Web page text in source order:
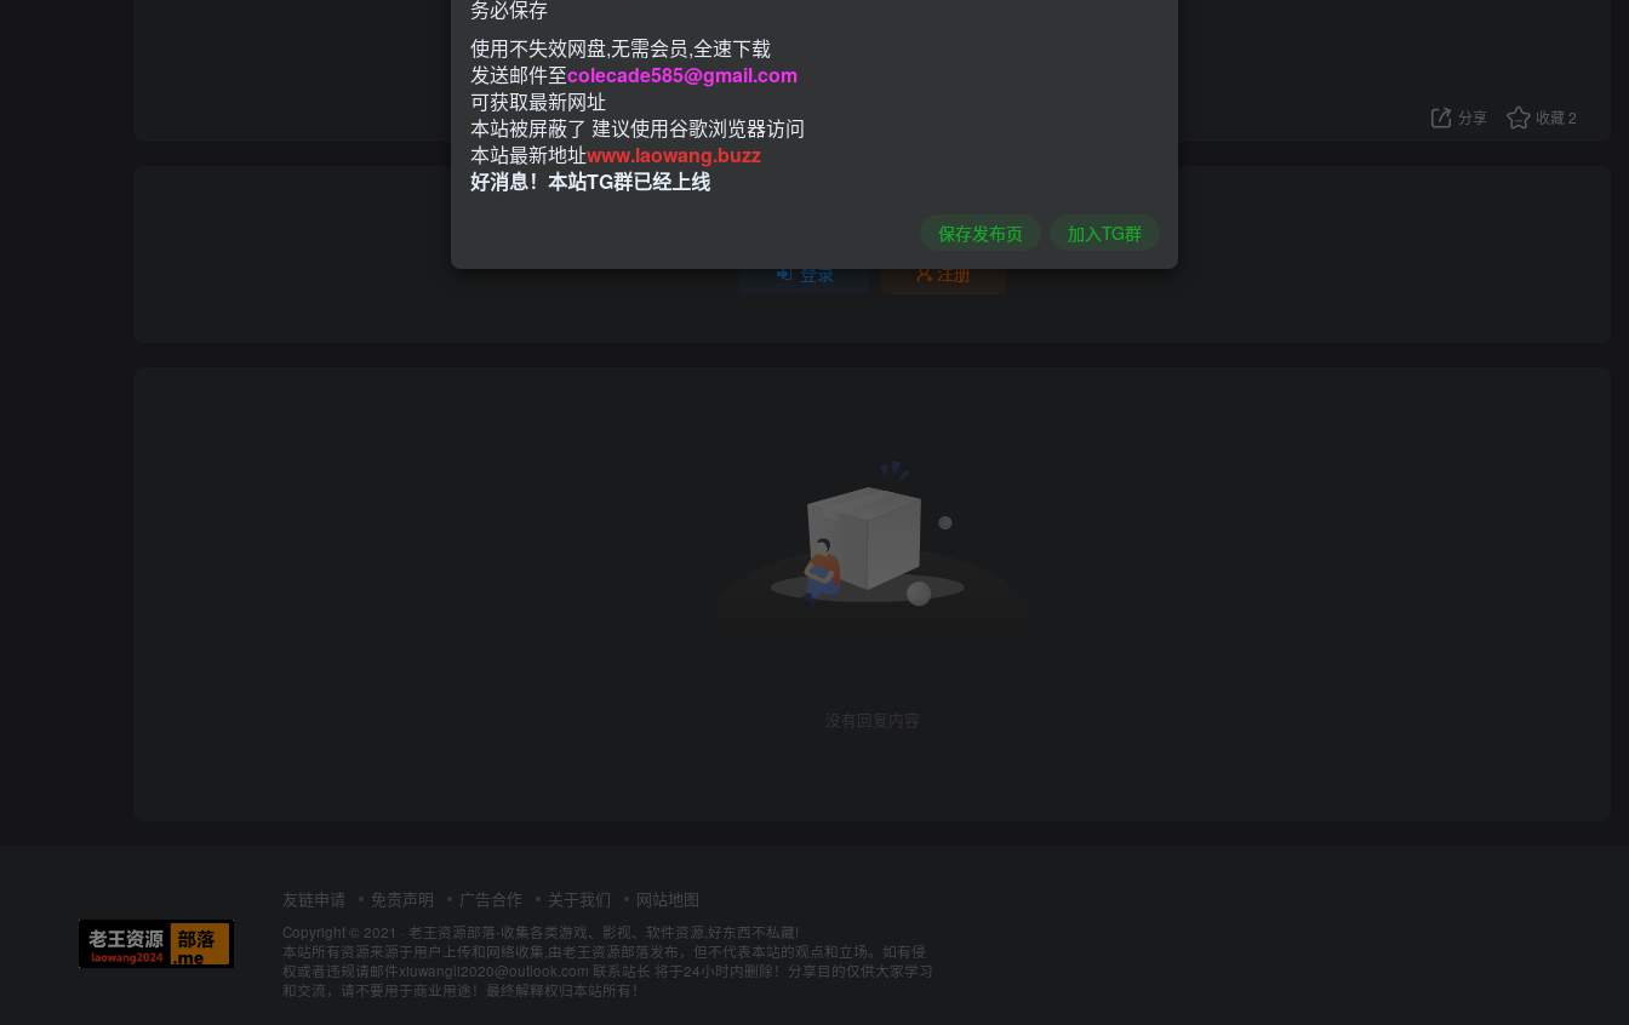
分享 收藏 2
登录 注册
没有回复内容
友链申请 免责声明 广告合作 关于我们 网站地图
Copyright © 2021 · 老王资源部落-收集各类游戏、影视、软件资源,好东西不私藏!
本站所有资源来源于用户上传和网络收集,由老王资源部落发布，但不代表本站的观点和立场。如有侵
权或者违规请邮件xiuwangli2020@outlook.com 联系站长 将于24小时内删除！分享目的仅供大家学习
和交流，请不要用于商业用途！最终解释权归本站所有！
务必保存
使用不失效网盘,无需会员,全速下载
发送邮件至colecade585@gmail.com
可获取最新网址
本站被屏蔽了 建议使用谷歌浏览器访问
本站最新地址www.laowang.buzz
好消息！本站TG群已经上线
保存发布页 加入TG群